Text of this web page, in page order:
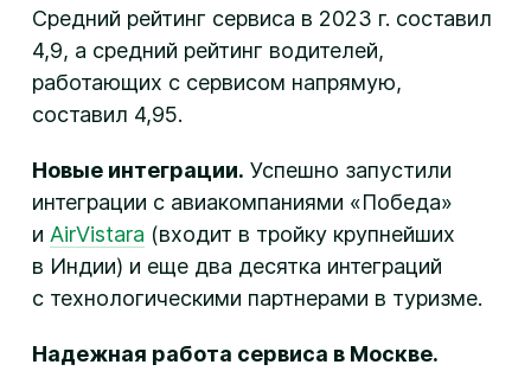
Cредний рейтинг сервиса в 2023 г. составил
4,9, а средний рейтинг водителей,
работающих с сервисом напрямую,
составил 4,95.
Новые интеграции. Успешно запустили
интеграции с авиакомпаниями «Победа»
и AirVistara (входит в тройку крупнейших
в Индии) и еще два десятка интеграций
с технологическими партнерами в туризме.
Надежная работа сервиса в Москве.